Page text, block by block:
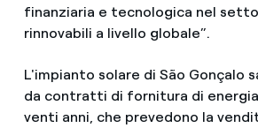
finanziaria e tecnologica nel
rinnovabili a livello globale”.
L'impianto solare di São Gonçalo
da contratti di fornitura di
venti anni, che prevedono la